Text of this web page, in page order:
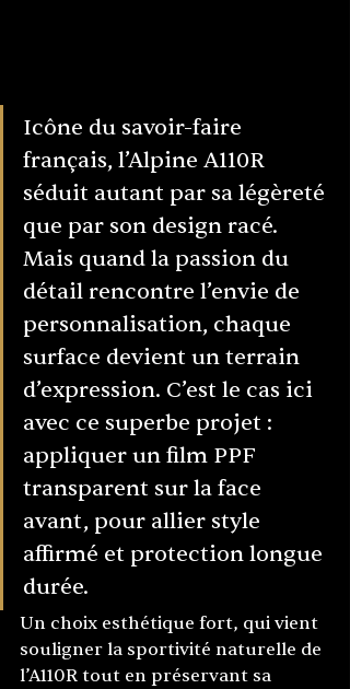
Icône du savoir-faire
français, l’Alpine A110R
séduit autant par sa légèreté
que par son design racé.
Mais quand la passion du
détail rencontre l’envie de
personnalisation, chaque
surface devient un terrain
d’expression. C’est le cas ici
avec ce superbe projet :
appliquer un film PPF
transparent sur la face
avant, pour allier style
affirmé et protection longue
durée.
Un choix esthétique fort, qui vient
souligner la sportivité naturelle de
l’A110R tout en préservant sa